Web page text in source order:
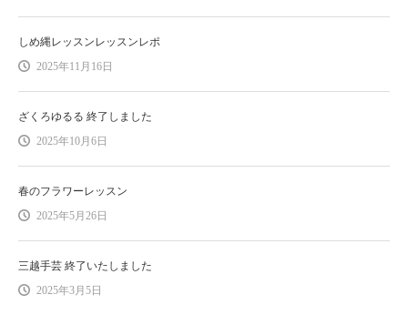
しめ縄レッスンレッスンレポ
2025年11月16日
ざくろゆるる 終了しました
2025年10月6日
春のフラワーレッスン
2025年5月26日
三越手芸 終了いたしました
2025年3月5日